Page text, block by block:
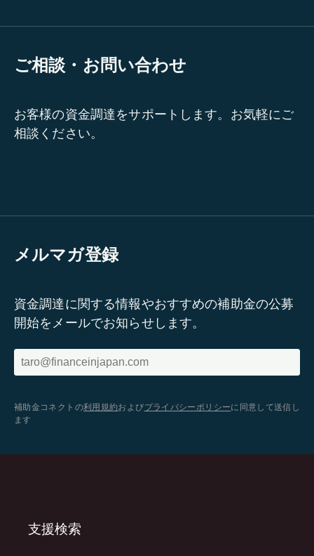
ご相談・お問い合わせ
お客様の資金調達をサポートします。お気軽にご
相談ください。
メルマガ登録
資金調達に関する情報やおすすめの補助金の公募
開始をメールでお知らせします。
補助金コネクトの利用規約およびプライバシーポリシーに同意して送信し
ます
支援検索